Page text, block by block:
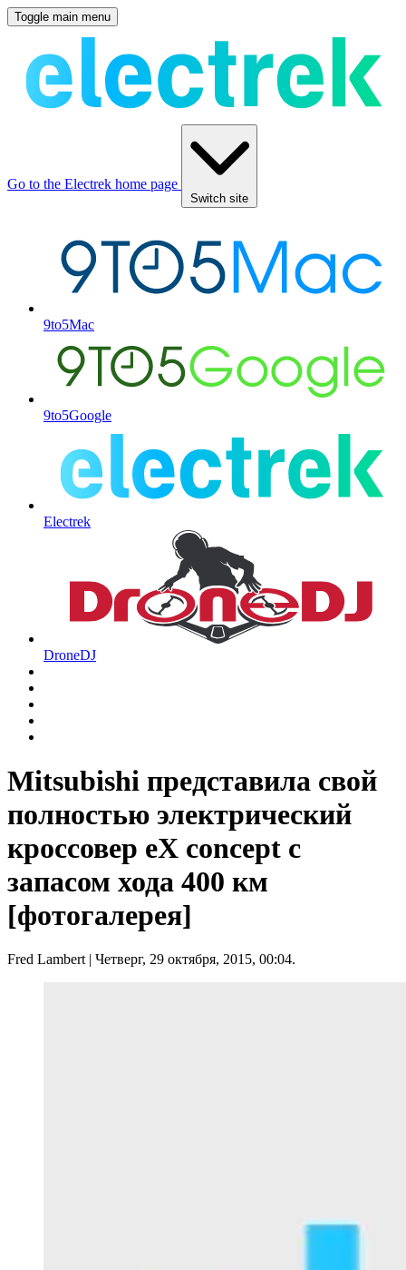
Toggle main menu
Go to the Electrek home page
Switch site
9to5Mac
9to5Google
Electrek
DroneDJ
Mitsubishi представила свой
полностью электрический
кроссовер eX concept с
запасом хода 400 км
[фотогалерея]
Fred Lambert| Четверг, 29 октября, 2015, 00:04.